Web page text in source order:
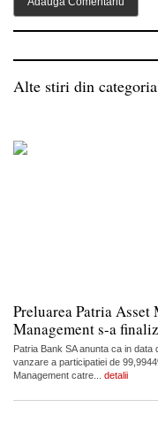
Alte stiri din
Preluarea Patria Asset
Management s-a
Patria Bank SA anunta ca in
vanzare a participatiei de
Management catre... detalii